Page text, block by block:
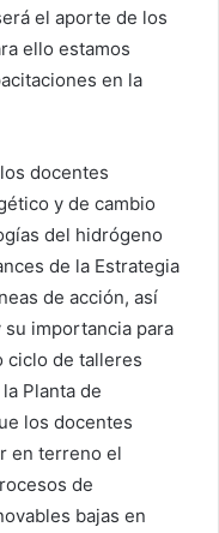
el aporte de los
ello estamos
en la
docentes
y de cambio
del hidrógeno
de la Estrategia
de acción, así
importancia para
ciclo de talleres
Planta de
los docentes
en terreno el
de
bajas en